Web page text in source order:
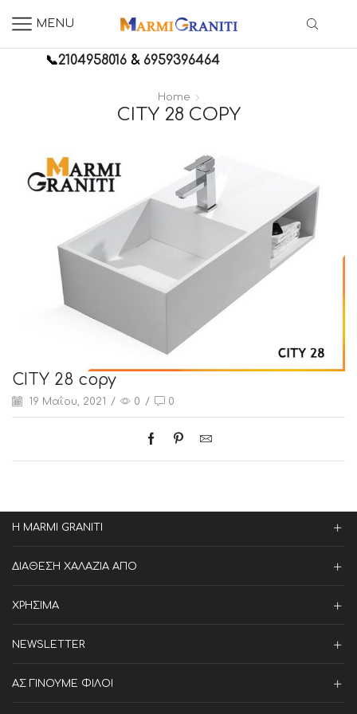
MENU
📞2104958016 &6959396464
Home
CITY 28 COPY
CITY 28 copy
19 Μαΐου, 2021 / 0 / 0
Η MARMI GRANITI
ΔΙΑΘΕΣΗ ΧΑΛΑΖΙΑ ΑΠΟ
ΧΡΗΣΙΜΑ
NEWSLETTER
ΑΣ ΓΙΝΟΥΜΕ ΦΙΛΟΙ